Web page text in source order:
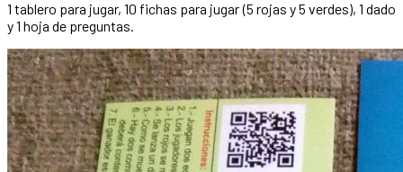
1 tablero para jugar, 10 fichas para jugar (5 rojas y 5 verdes), 1 dado
y 1 hoja de preguntas.